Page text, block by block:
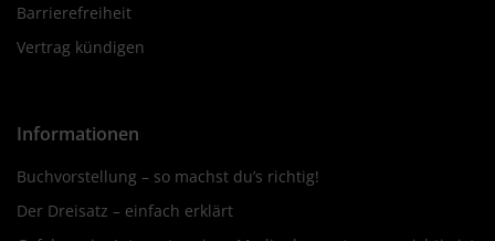
Barrierefreiheit
Vertrag kündigen
Informationen
Buchvorstellung – so machst du’s richtig!
Der Dreisatz – einfach erklärt